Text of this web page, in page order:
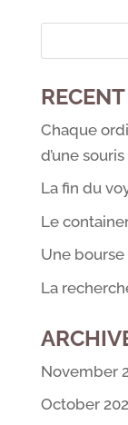
Chaque
d’une souris
La fin du
Le
Une
La
November
October